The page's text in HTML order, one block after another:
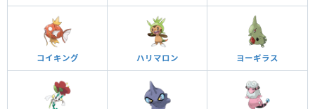
コイキング ハリマロン ヨーギラス